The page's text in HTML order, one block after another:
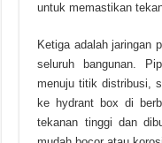
untuk memastikan
Ketiga adalah jaringan
seluruh bangunan.
menuju titik distribusi,
ke hydrant box di
tekanan tinggi dan